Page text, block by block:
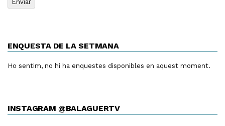
ENQUESTA DE LA SETMANA
Ho sentim, no hi ha enquestes disponibles en aquest moment.
INSTAGRAM @BALAGUERTV